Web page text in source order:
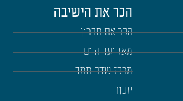
הכר את הישיבה
הכר את חברון
מאז ועד היום
מרכז שדה חמד
יזכור